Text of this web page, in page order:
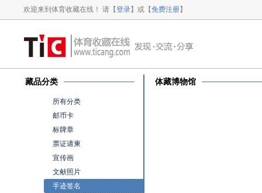
欢迎来到体育收藏在线！ 请【登录】或【免费注册】
藏品分类
所有分类
邮币卡
标牌章
票证请柬
宣传画
文献照片
手迹签名
体藏博物馆